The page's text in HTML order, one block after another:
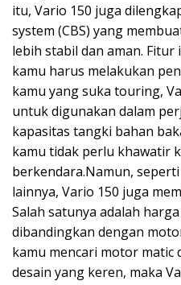
itu, Vario 150 juga
system (CBS) yang
lebih stabil dan aman.
kamu harus melakukan
kamu yang suka touring,
untuk digunakan dalam
kapasitas tangki bahan
kamu tidak perlu khawatir
berkendara.Namun,
lainnya, Vario 150 juga
Salah satunya adalah
dibandingkan dengan
kamu mencari motor matic
desain yang keren, maka